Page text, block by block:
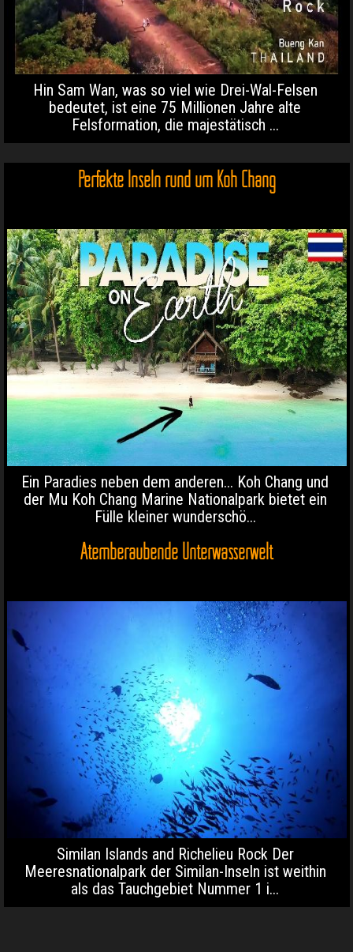
Hin Sam Wan, was so viel wie Drei-Wal-Felsen
bedeutet, ist eine 75 Millionen Jahre alte
Felsformation, die majestätisch ...
Perfekte Inseln rund um Koh Chang
Ein Paradies neben dem anderen... Koh Chang und
der Mu Koh Chang Marine Nationalpark bietet ein
Fülle kleiner wunderschö...
Atemberaubende Unterwasserwelt
Similan Islands and Richelieu Rock Der
Meeresnationalpark der Similan-Inseln ist weithin
als das Tauchgebiet Nummer 1 i...